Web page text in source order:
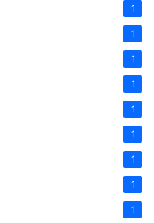
1
1
1
1
1
1
1
1
1